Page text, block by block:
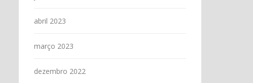
abril 2023
março 2023
dezembro 2022